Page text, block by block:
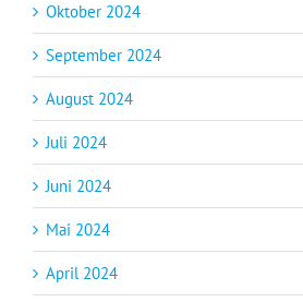
Oktober 2024
September 2024
August 2024
Juli 2024
Juni 2024
Mai 2024
April 2024